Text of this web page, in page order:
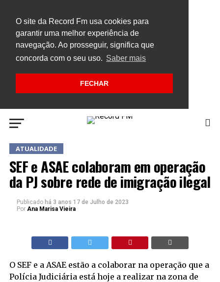
O site da Record Fm usa cookies para
garantir uma melhor experiência de
navegação. Ao prosseguir, significa que
concorda com o seu uso. Saber mais
FECHAR
ATUALIDADE
SEF e ASAE colaboram em operação
da PJ sobre rede de imigração ilegal
Publicado há 3 anos 17 de Julho de 2023
Por Ana Marisa Vieira
O SEF e a ASAE estão a colaborar na operação que a
Polícia Judiciária está hoje a realizar na zona de